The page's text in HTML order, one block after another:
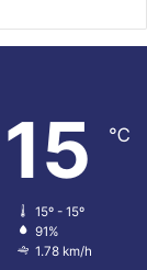
15 ℃
15º - 15º
91%
1.78 km/h